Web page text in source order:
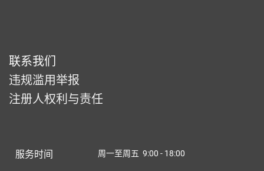
联系我们
违规滥用举报
注册人权利与责任
服务时间 周一至周五 9:00 - 18:00